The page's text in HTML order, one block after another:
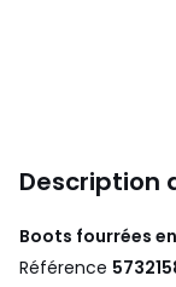
Description
Boots fourrées
Référence